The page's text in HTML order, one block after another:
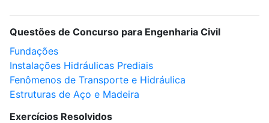
Questões de Concurso para Engenharia Civil
Fundações
Instalações Hidráulicas Prediais
Fenômenos de Transporte e Hidráulica
Estruturas de Aço e Madeira
Exercícios Resolvidos